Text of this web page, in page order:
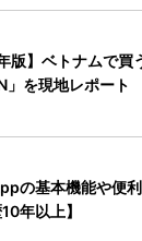
版】ベトナムで買
」を現地レポート
の基本機能や便
年以上】